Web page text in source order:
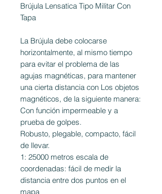
Brújula Lensatica Tipo Militar Con
Tapa
La Brújula debe colocarse
horizontalmente, al mismo tiempo
para evitar el problema de las
agujas magnéticas, para mantener
una cierta distancia con Los objetos
magnéticos, de la siguiente manera:
Con función impermeable y a
prueba de golpes.
Robusto, plegable, compacto, fácil
de llevar.
1: 25000 metros escala de
coordenadas: fácil de medir la
distancia entre dos puntos en el
mapa